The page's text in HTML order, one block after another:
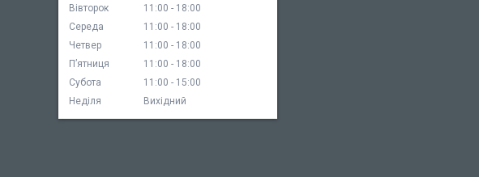
Вівторок
11:00
18:00
Середа
11:00
18:00
Четвер
11:00
18:00
Пʼятниця
11:00
18:00
Субота
11:00
15:00
Неділя
Вихідний